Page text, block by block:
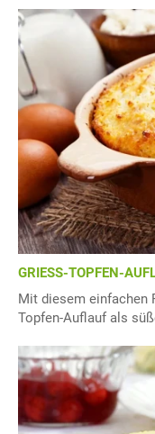
GRIESS-TOPFEN-
Mit diesem einfachen
Topfen-Auflauf als